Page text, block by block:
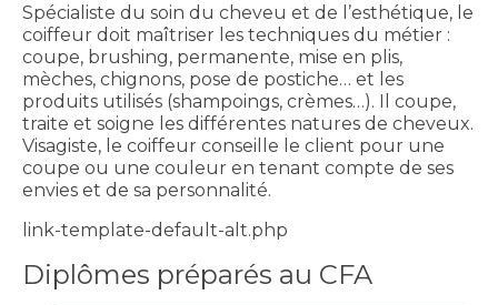
Spécialiste du soin du cheveu et de l’esthétique, le
coiffeur doit maîtriser les techniques du métier :
coupe, brushing, permanente, mise en plis,
mèches, chignons, pose de postiche… et les
produits utilisés (shampoings, crèmes…). Il coupe,
traite et soigne les différentes natures de cheveux.
Visagiste, le coiffeur conseille le client pour une
coupe ou une couleur en tenant compte de ses
envies et de sa personnalité.
link-template-default-alt.php
Diplômes préparés au CFA